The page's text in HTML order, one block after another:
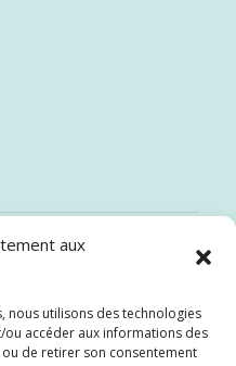
aux
nous utilisons des technologies
accéder aux informations des
de retirer son consentement
d’eau potable